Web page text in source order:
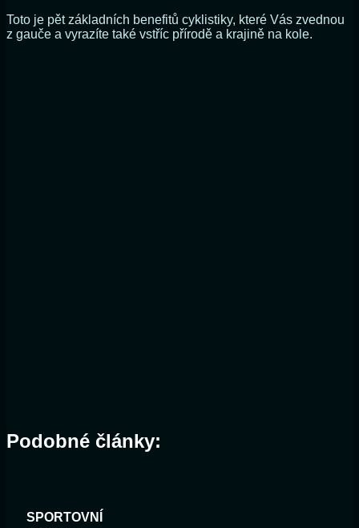
Toto je pět základních benefitů cyklistiky, které Vás zvednou
z gauče a vyrazíte také vstříc přírodě a krajině na kole.
Podobné články:
SPORTOVNÍ